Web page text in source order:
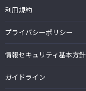
利用規約
プライバシーポリシー
情報セキュリティ基本方針
ガイドライン